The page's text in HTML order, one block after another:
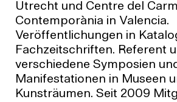
Utrecht und Centre del
Contemporània in Valencia.
Veröffentlichungen in
Fachzeitschriften. Referent
verschiedene Symposien
Manifestationen in Museen
Kunsträumen. Seit 2009